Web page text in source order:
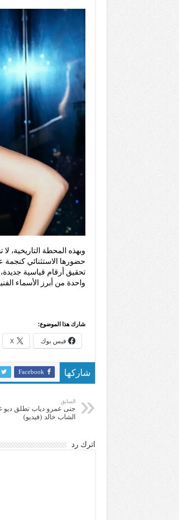
وبهذه المحطة
حضورها الاستثنائي كنجمة
تحقيق أرقام قياسية
واحدة من أبرز الأسماء
شارك هذا الموضوع:
فيس بوك X
شاركها Facebook
السابق
جنى عمرو دياب تطلق ديو
الشاب خالد (فيديو)
اترك رد